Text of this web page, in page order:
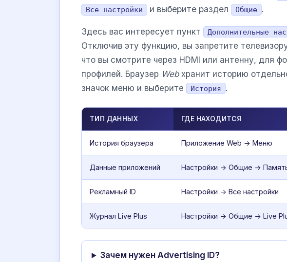
Все настройки и выберите раздел Общие .
Здесь вас интересует пункт Дополнительные
Отключив эту функцию, вы запретите
что вы смотрите через HDMI или антенну, для
профилей. Браузер Webхранит историю
значок меню и выберите
История .
ТИП ДАННЫХ ГДЕ НАХОДИТСЯ
История браузера Приложение Web -> Меню
Данные приложений Настройки -> Общие ->
Рекламный ID Настройки -> Все настройки
Журнал Live Plus Настройки -> Общие -> Live
Зачем нужен Advertising ID?